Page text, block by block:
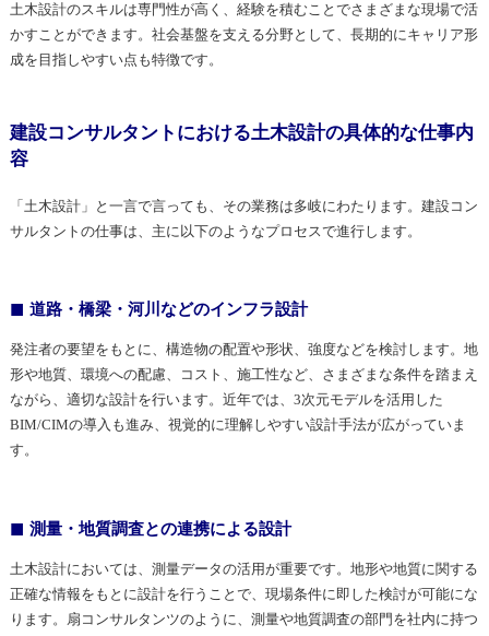
土木設計のスキルは専門性が高く、経験を積むことでさまざまな現場で活
かすことができます。社会基盤を支える分野として、長期的にキャリア形
成を目指しやすい点も特徴です。
建設コンサルタントにおける土木設計の具体的な仕事内
容
「土木設計」と一言で言っても、その業務は多岐にわたります。建設コン
サルタントの仕事は、主に以下のようなプロセスで進行します。
道路・橋梁・河川などのインフラ設計
発注者の要望をもとに、構造物の配置や形状、強度などを検討します。地
形や地質、環境への配慮、コスト、施工性など、さまざまな条件を踏まえ
ながら、適切な設計を行います。近年では、3次元モデルを活用した
BIM/CIMの導入も進み、視覚的に理解しやすい設計手法が広がっていま
す。
測量・地質調査との連携による設計
土木設計においては、測量データの活用が重要です。地形や地質に関する
正確な情報をもとに設計を行うことで、現場条件に即した検討が可能にな
ります。扇コンサルタンツのように、測量や地質調査の部門を社内に持つ